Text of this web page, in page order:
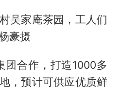
吴家庵茶园，工人们
豪摄
团合作，打造1000多
，预计可供应优质鲜